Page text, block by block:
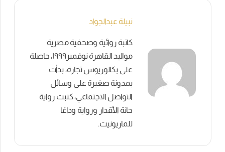
نبيلة عبدالجواد
كاتبة روائية وصحفية مصرية
مواليد القاهرة نوفمبر١٩٩٩، حاصلة
على بكالوريوس تجارة، بدأت
بمدونة صغيرة على وسائل
التواصل الاجتماعي، كتبت رواية
حانة الأقدار ورواية وداعًا
للماريونيت.